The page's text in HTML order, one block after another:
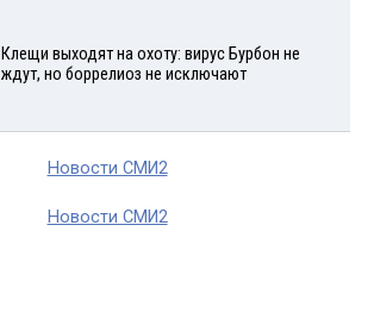
Клещи выходят на охоту: вирус Бурбон не
ждут, но боррелиоз не исключают
Новости СМИ2
Новости СМИ2